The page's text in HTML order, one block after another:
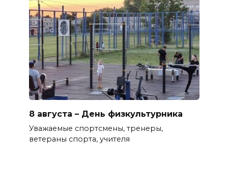
8 августа – День физкультурника
Уважаемые спортсмены, тренеры,
ветераны спорта, учителя